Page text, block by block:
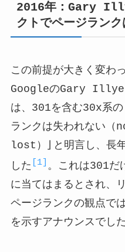
2016年：Gary
クトでページランク
この前提が大きく変わ
GoogleのGary Illyes
は、301を含む30x系の
ランクは失われない
lost）」と明言し、長
した [1] 。これは301だ
に当てはまるとされ、
ページランクの観点で
を示すアナウンスでした